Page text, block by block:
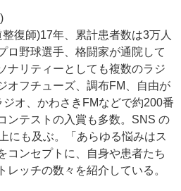
復師)17年、累計患者数は3万人
ロ野球選手、格闘家が通院して
ナリティーとしても複数のラジ
オフチューズ、調布FM、自由が
ジオ、かわさきFMなどで約200番
ンテストの入賞も多数。SNS の
にも及ぶ。「あらゆる悩みはス
コンセプトに、自身や患者たち
ッチの数々を紹介している。